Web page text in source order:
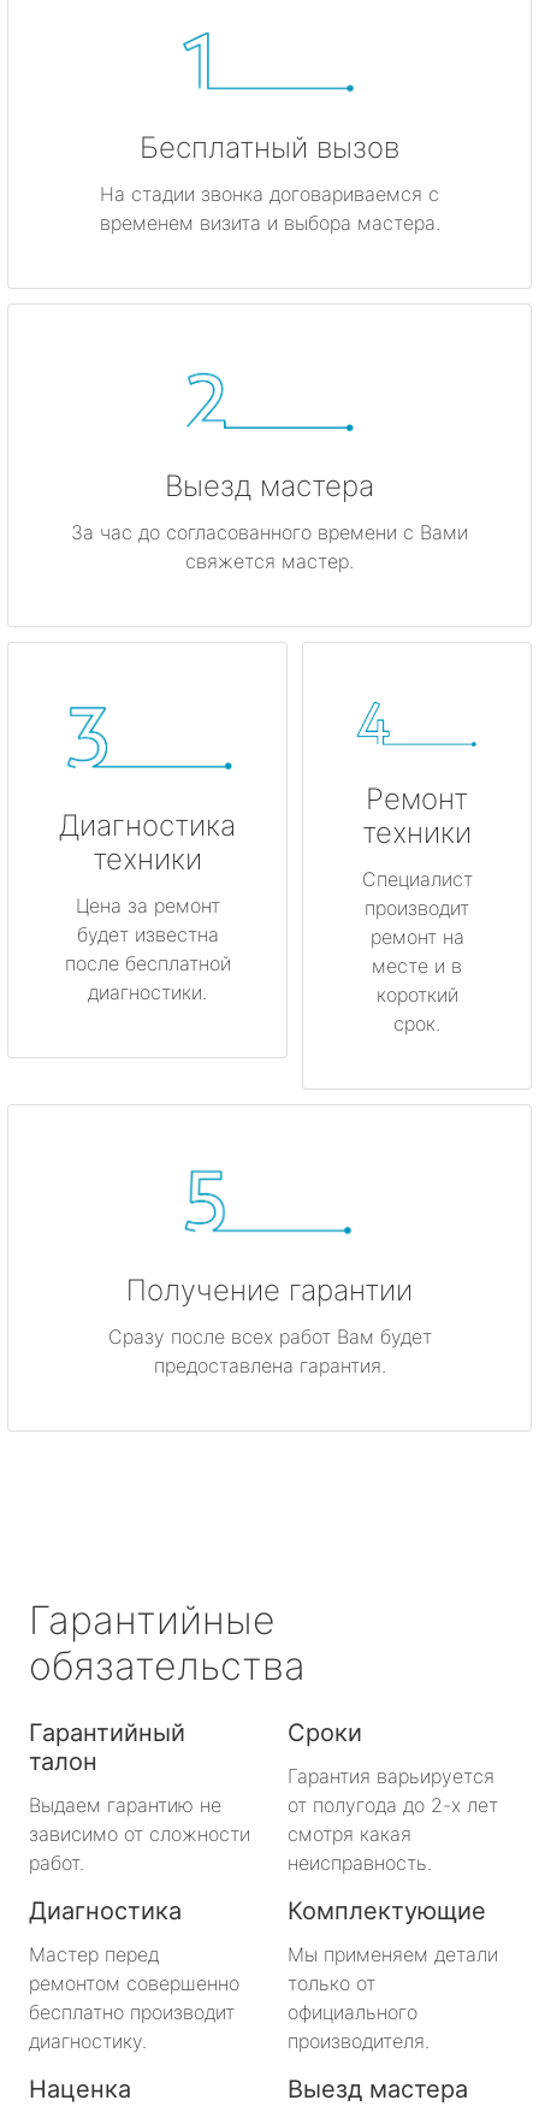
Бесплатный вызов
На стадии звонка договариваемся с
временем визита и выбора мастера.
Выезд мастера
За час до согласованного времени с Вами
свяжется мастер.
Диагностика
техники
Цена за ремонт
будет известна
после бесплатной
диагностики.
Ремонт
техники
Специалист
производит
ремонт на
месте и в
короткий
срок.
Получение гарантии
Сразу после всех работ Вам будет
предоставлена гарантия.
Гарантийные
обязательства
Гарантийный
талон
Выдаем гарантию не
зависимо от сложности
работ.
Сроки
Гарантия варьируется
от полугода до 2-х лет
смотря какая
неисправность.
Диагностика
Мастер перед
ремонтом совершенно
бесплатно производит
диагностику.
Комплектующие
Мы применяем детали
только от
официального
производителя.
Наценка Выезд мастера